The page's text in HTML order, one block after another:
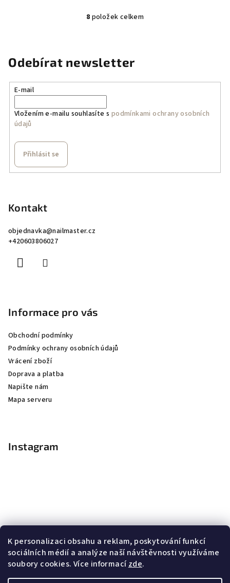
K personalizaci obsahu a reklam, poskytování funkcí
sociálních médií a analýze naší návštěvnosti využíváme
soubory cookies. Více informacízde.
O
á
d
a
p
v
8 položek celkem
Odebírat newsletter
E-mail
Vložením e-mailu souhlasíte s podmínkami ochrany osobních
údajů
Přihlásit se
Kontakt
objednavka@nailmaster.cz
+420603806027
Informace pro vás
Obchodní podmínky
Podmínky ochrany osobních údajů
Vrácení zboží
Doprava a platba
Napište nám
Mapa serveru
Instagram